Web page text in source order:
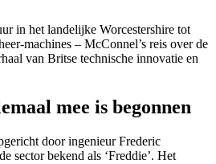
in het landelijke Worcestershire tot
machines – McConnel’s reis over de
van Britse technische innovatie en
mee is begonnen
door ingenieur Frederic
sector bekend als ‘Freddie’. Het